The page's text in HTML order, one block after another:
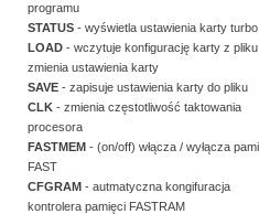
programu
STATUS - wyświetla ustawienia karty turbo
LOAD - wczytuje konfigurację karty z
zmienia ustawienia karty
SAVE - zapisuje ustawienia karty do pliku
CLK - zmienia częstotliwość taktowania
procesora
FASTMEM - (on/off) włącza / wyłącza
FAST
CFGRAM - autmatyczna kongifuracja
kontrolera pamięci FASTRAM